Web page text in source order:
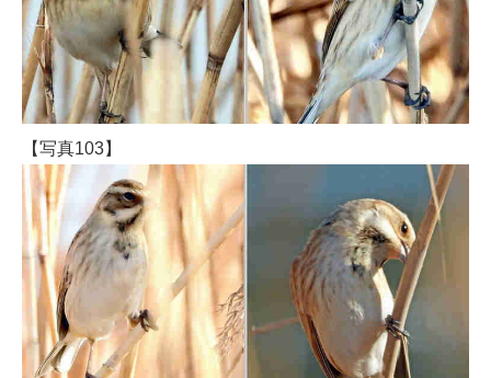
【写真103】